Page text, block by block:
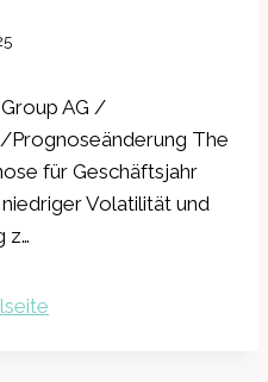
AG /
The
für Geschäftsjahr
Volatilität und
z…